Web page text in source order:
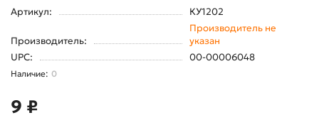
Артикул: КУ1202
Производитель:
Производитель не
указан
UPC:
00-00006048
0
9 ₽